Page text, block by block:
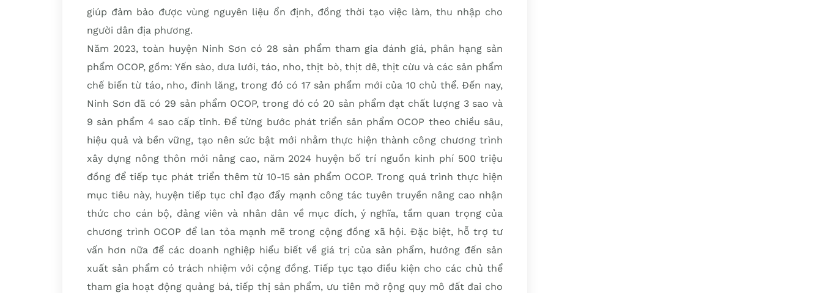
giúp đảm bảo được vùng nguyên liệu ổn định, đồng thời tạo việc làm, thu nhập cho
người dân địa phương.
Năm 2023, toàn huyện Ninh Sơn có 28 sản phẩm tham gia đánh giá, phân hạng sản
phẩm OCOP, gồm: Yến sào, dưa lưới, táo, nho, thịt bò, thịt dê, thịt cừu và các sản phẩm
chế biến từ táo, nho, đinh lăng, trong đó có 17 sản phẩm mới của 10 chủ thể. Đến nay,
Ninh Sơn đã có 29 sản phẩm OCOP, trong đó có 20 sản phẩm đạt chất lượng 3 sao và
9 sản phẩm 4 sao cấp tỉnh. Để từng bước phát triển sản phẩm OCOP theo chiều sâu,
hiệu quả và bền vững, tạo nên sức bật mới nhằm thực hiện thành công chương trình
xây dựng nông thôn mới nâng cao, năm 2024 huyện bố trí nguồn kinh phí 500 triệu
đồng để tiếp tục phát triển thêm từ 10-15 sản phẩm OCOP. Trong quá trình thực hiện
mục tiêu này, huyện tiếp tục chỉ đạo đẩy mạnh công tác tuyên truyền nâng cao nhận
thức cho cán bộ, đảng viên và nhân dân về mục đích, ý nghĩa, tầm quan trọng của
chương trình OCOP để lan tỏa mạnh mẽ trong cộng đồng xã hội. Đặc biệt, hỗ trợ tư
vấn hơn nữa để các doanh nghiệp hiểu biết về giá trị của sản phẩm, hướng đến sản
xuất sản phẩm có trách nhiệm với cộng đồng. Tiếp tục tạo điều kiện cho các chủ thể
tham gia hoạt động quảng bá, tiếp thị sản phẩm, ưu tiên mở rộng quy mô đất đai cho